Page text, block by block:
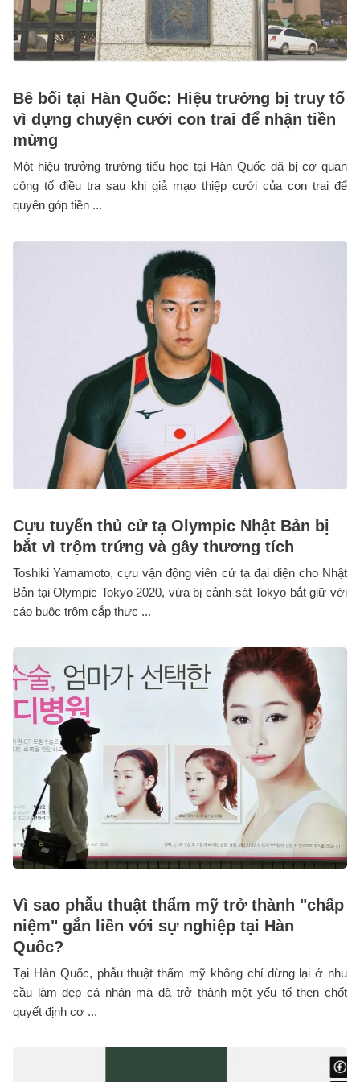
Bê bối tại Hàn Quốc: Hiệu trưởng bị truy tố
vì dựng chuyện cưới con trai để nhận tiền
mừng
Một hiệu trưởng trường tiểu học tại Hàn Quốc đã bị cơ quan
công tố điều tra sau khi giả mạo thiệp cưới của con trai để
quyên góp tiền ...
Cựu tuyển thủ cử tạ Olympic Nhật Bản bị
bắt vì trộm trứng và gây thương tích
Toshiki Yamamoto, cựu vận động viên cử tạ đại diện cho Nhật
Bản tại Olympic Tokyo 2020, vừa bị cảnh sát Tokyo bắt giữ với
cáo buộc trộm cắp thực ...
Vì sao phẫu thuật thẩm mỹ trở thành "chấp
niệm" gắn liền với sự nghiệp tại Hàn
Quốc?
Tại Hàn Quốc, phẫu thuật thẩm mỹ không chỉ dừng lại ở nhu
cầu làm đẹp cá nhân mà đã trở thành một yếu tố then chốt
quyết định cơ ...